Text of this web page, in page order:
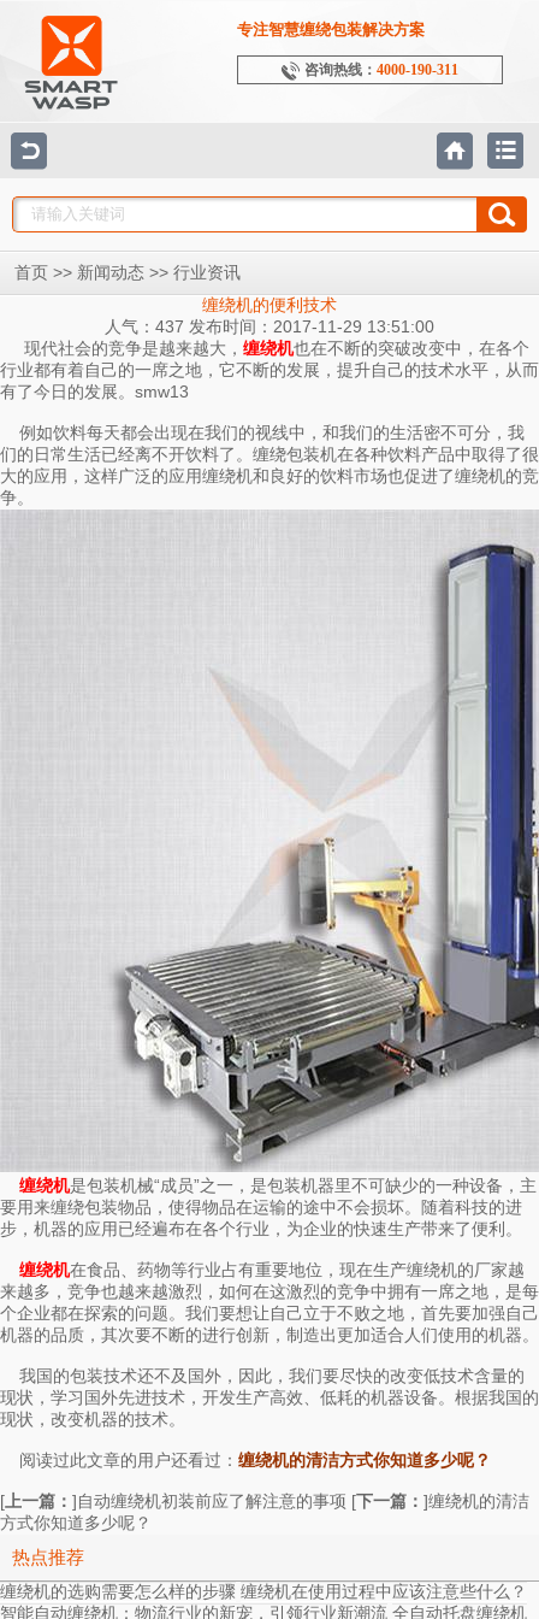
专注智慧缠绕包装解决方案
咨询热线： 4000-190-311
首页 >> 新闻动态 >> 行业资讯
缠绕机的便利技术
人气：437 发布时间：2017-11-29 13:51:00
现代社会的竞争是越来越大， 缠绕机也在不断的突破改变中，在各个
行业都有着自己的一席之地，它不断的发展，提升自己的技术水平，从而
有了今日的发展。smw13
例如饮料每天都会出现在我们的视线中，和我们的生活密不可分，我
们的日常生活已经离不开饮料了。缠绕包装机在各种饮料产品中取得了很
大的应用，这样广泛的应用缠绕机和良好的饮料市场也促进了缠绕机的竞
争。
缠绕机是包装机械“成员”之一，是包装机器里不可缺少的一种设备，主
要用来缠绕包装物品，使得物品在运输的途中不会损坏。随着科技的进
步，机器的应用已经遍布在各个行业，为企业的快速生产带来了便利。
缠绕机在食品、药物等行业占有重要地位，现在生产缠绕机的厂家越
来越多，竞争也越来越激烈，如何在这激烈的竞争中拥有一席之地，是每
个企业都在探索的问题。我们要想让自己立于不败之地，首先要加强自己
机器的品质，其次要不断的进行创新，制造出更加适合人们使用的机器。
我国的包装技术还不及国外，因此，我们要尽快的改变低技术含量的
现状，学习国外先进技术，开发生产高效、低耗的机器设备。根据我国的
现状，改变机器的技术。
阅读过此文章的用户还看过： 缠绕机的清洁方式你知道多少呢？
[ 上一篇： ] 自动缠绕机初装前应了解注意的事项 [下一篇： ]缠绕机的清洁
方式你知道多少呢？
热点推荐
缠绕机的选购需要怎么样的步骤 缠绕机在使用过程中应该注意些什么？
智能自动缠绕机：物流行业的新宠，引领行业新潮流 全自动托盘缠绕机